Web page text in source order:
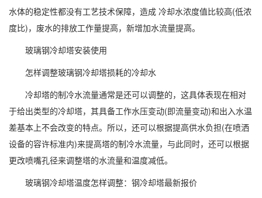
水体的稳定性都没有工艺技术保障，造成 冷却水浓度值比较高(低浓
度比)，废水的排放工作量提高，新增加水流量提高。
玻璃钢冷却塔安装使用
怎样调整玻璃钢冷却塔损耗的冷却水
冷却塔的制冷水流量通常是还可以调整的，这具体表现在相对
于给出类型的冷却塔，其具备工作水压变动(即流量变动)和出入水温
差基本上不会改变的特点。所以，还可以根据提高供水负担(在喷洒
设备的容许标准内)来提高塔的制冷水流量，与此同时，还可以根据
更改喷嘴孔径来调整塔的水流量和温度减低。
玻璃钢冷却塔温度怎样调整：钢冷却塔最新报价